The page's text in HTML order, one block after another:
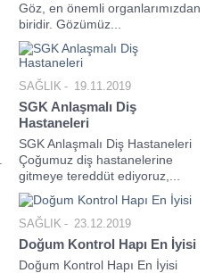
Göz, en önemli organlarımızdan
biridir. Gözümüz...
SAĞLIK 19.11.2019
SGK Anlaşmalı Diş
Hastaneleri
SGK Anlaşmalı Diş Hastaneleri
Çoğumuz diş hastanelerine
gitmeye tereddüt ediyoruz,...
SAĞLIK 23.12.2019
Doğum Kontrol Hapı En İyisi
Doğum Kontrol Hapı En İyisi